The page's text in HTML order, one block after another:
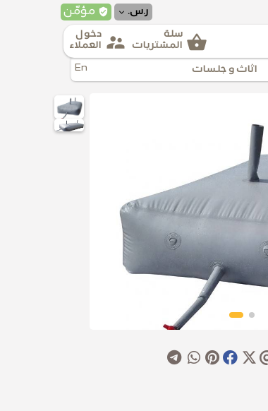
ر.س. verified_user مؤمّن
supervisor_account دخول
العملاء
shopping_basket سلة
المشتريات
اثاث و جلسات En